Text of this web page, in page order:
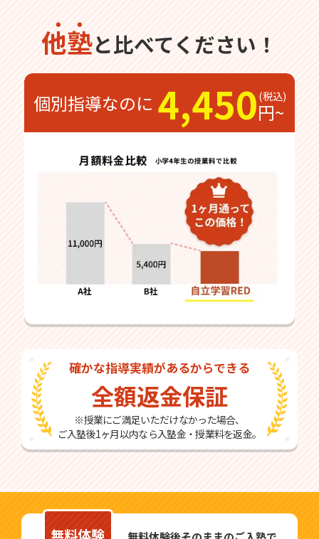
他塾と比べてください！
個別指導なのに 4,450円~
確かな指導実績があるからできる
全額返金保証
※授業にご満足いただけなかった場合、
ご入塾後1ヶ月以内なら入塾金・授業料を返金。
無料体験